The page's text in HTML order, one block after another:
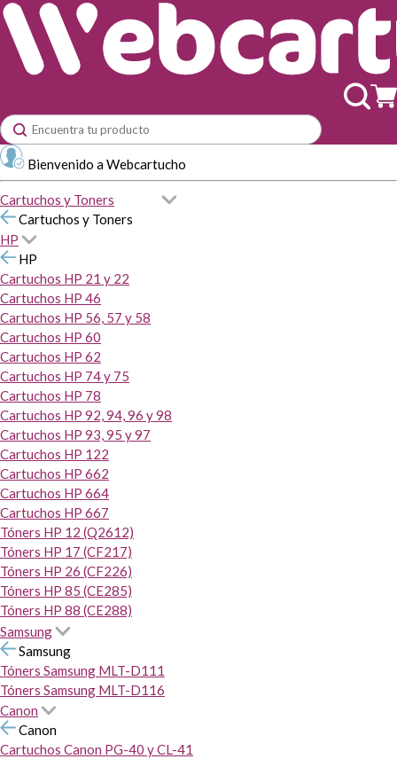
Bienvenido a Webcartucho
Cartuchos y Toners
Cartuchos y Toners
HP
HP
Cartuchos HP 21 y 22
Cartuchos HP 46
Cartuchos HP 56, 57 y 58
Cartuchos HP 60
Cartuchos HP 62
Cartuchos HP 74 y 75
Cartuchos HP 78
Cartuchos HP 92, 94, 96 y 98
Cartuchos HP 93, 95 y 97
Cartuchos HP 122
Cartuchos HP 662
Cartuchos HP 664
Cartuchos HP 667
Tóners HP 12 (Q2612)
Tóners HP 17 (CF217)
Tóners HP 26 (CF226)
Tóners HP 85 (CE285)
Tóners HP 88 (CE288)
Samsung
Samsung
Tóners Samsung MLT-D111
Tóners Samsung MLT-D116
Canon
Canon
Cartuchos Canon PG-40 y CL-41